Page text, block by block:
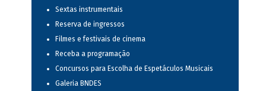
Sextas instrumentais
Reserva de ingressos
Filmes e festivais de cinema
Receba a programação
Concursos para Escolha de Espetáculos Musicais
Galeria BNDES